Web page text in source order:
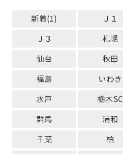
新着(1) Ｊ１
Ｊ３
札幌
仙台
秋田
福島
いわき
水戸
栃木SC
群馬
浦和
千葉
柏